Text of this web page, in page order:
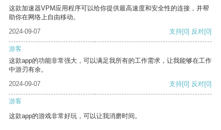
这款加速器VPM应用程序可以给你提供最高速度和安全性的连接，并帮
助你在网络上自由移动。
2024-09-07
支持[0] 反对[0]
游客
这款app的功能非常强大，可以满足我所有的工作需求，让我能够在工作
中游刃有余。
2024-09-07
支持[0] 反对[0]
游客
这款app的游戏非常好玩，可以让我消磨时间。